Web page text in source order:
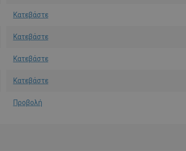
Κατεβάστε
Κατεβάστε
Κατεβάστε
Κατεβάστε
Προβολή